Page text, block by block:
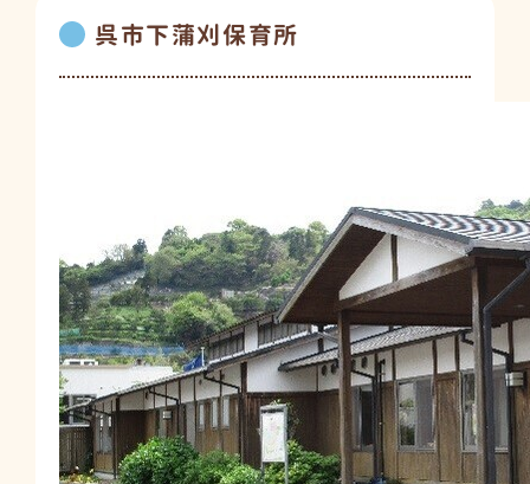
呉市下蒲刈保育所